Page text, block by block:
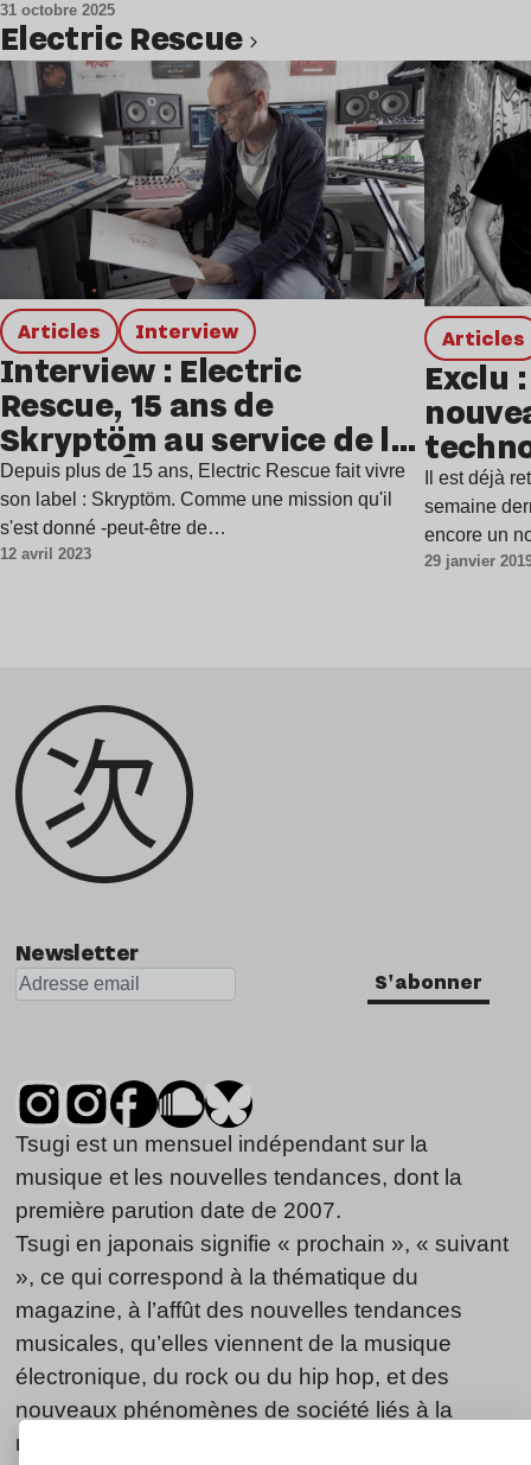
31 octobre 2025
Electric Rescue
Articles interview
Interview : Electric
Rescue, 15 ans de
Skryptöm au service de la
techno 🎙️
Depuis plus de 15 ans, Electric Rescue fait vivre
son label : Skryptöm. Comme une mission qu'il
s'est donné -peut-être de…
12 avril 2023
Articles
Exclu
Il est déjà
semaine
encore un
intitulé…
29 janvier
Lire l’article
Newsletter
S'abonner
Tsugi est un mensuel indépendant sur la
musique et les nouvelles tendances, dont la
première parution date de 2007.
Tsugi en japonais signifie « prochain », « suivant
», ce qui correspond à la thématique du
magazine, à l’affût des nouvelles tendances
musicales, qu’elles viennent de la musique
électronique, du rock ou du hip hop, et des
nouveaux phénomènes de société liés à la
musique.